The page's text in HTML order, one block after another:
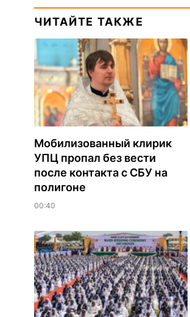
ЧИТАЙТЕ ТАКЖЕ
Мобилизованный клирик
УПЦ пропал без вести
после контакта с СБУ на
полигоне
00:40